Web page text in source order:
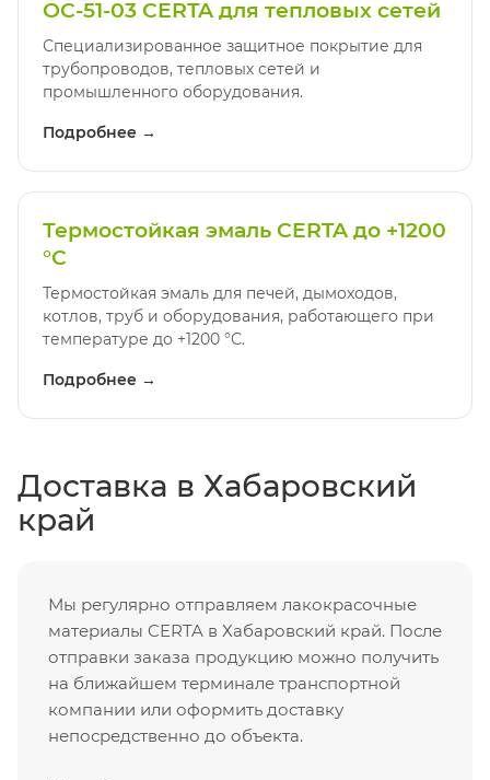
ОС-51-03 CERTA для тепловых сетей
Специализированное защитное покрытие для
трубопроводов, тепловых сетей и
промышленного оборудования.
Подробнее →
Термостойкая эмаль CERTA до +1200
°C
Термостойкая эмаль для печей, дымоходов,
котлов, труб и оборудования, работающего при
температуре до +1200 °C.
Подробнее →
Доставка в Хабаровский
край
Мы регулярно отправляем лакокрасочные
материалы CERTA в Хабаровский край. После
отправки заказа продукцию можно получить
на ближайшем терминале транспортной
компании или оформить доставку
непосредственно до объекта.